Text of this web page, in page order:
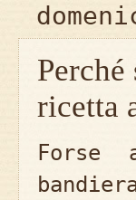
ricetta
Forse